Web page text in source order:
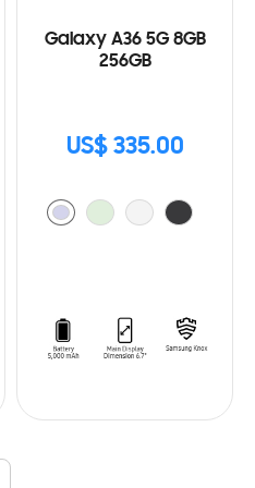
Galaxy A36 5G 8GB
256GB
US$ 335.00